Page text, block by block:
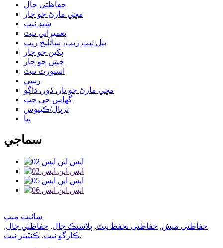
حفاظتي جال
مڇي مارڻ جو ڄار
شيڊ نيٽ
تعميراتي نيٽ
بيل نيٽ ريپ، سائليج ريپ
پکين جو ڄار
جيتن جو ڄار
اسپورٽ نيٽ
رسي
مڇي مارڻ جو تار، ڏور، ڌاڳو
گھاس جي چٽ
ترپال/ڪينوس
ٻيا
سماجي
سائيٽ ميپ
حفاظتي ميش, حفاظتي تحفظ نيٽ, پلاسٽڪ جال, حفاظتي جال,
ڪارگو نيٽ, ڪنٽينر نيٽ ,